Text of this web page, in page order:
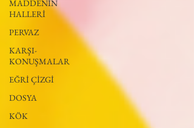
MADDENİN
HALLERİ
PERVAZ
KARŞI-
KONUŞMALAR
EĞRİ ÇİZGİ
DOSYA
KÖK